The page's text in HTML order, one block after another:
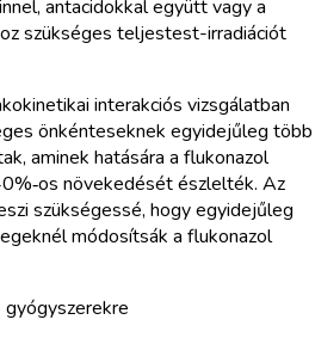
antacidokkal együtt vagy a
szükséges teljestest-irradiációt
interakciós vizsgálatban
önkénteseknek egyidejűleg több
aminek hatására a flukonazol
növekedését észlelték. Az
szükségessé, hogy egyidejűleg
módosítsák a flukonazol